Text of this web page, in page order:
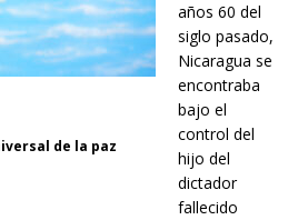
de la paz
años 60 del
siglo pasado,
Nicaragua se
encontraba
bajo el
control del
hijo del
dictador
fallecido